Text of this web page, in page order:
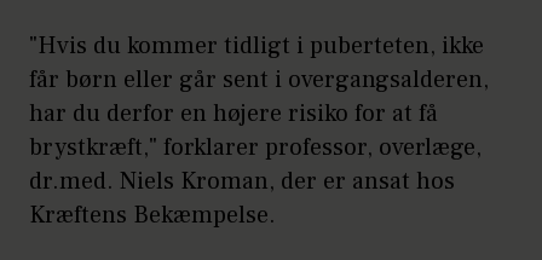
"Hvis du kommer tidligt i puberteten, ikke
får børn eller går sent i overgangsalderen,
har du derfor en højere risiko for at få
brystkræft," forklarer professor, overlæge,
dr.med. Niels Kroman, der er ansat hos
Kræftens Bekæmpelse.